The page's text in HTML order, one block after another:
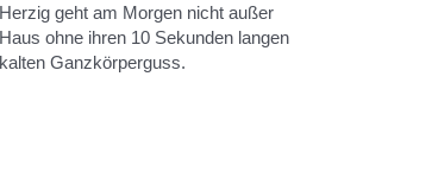
Herzig geht am Morgen nicht außer
Haus ohne ihren 10 Sekunden langen
kalten Ganzkörperguss.